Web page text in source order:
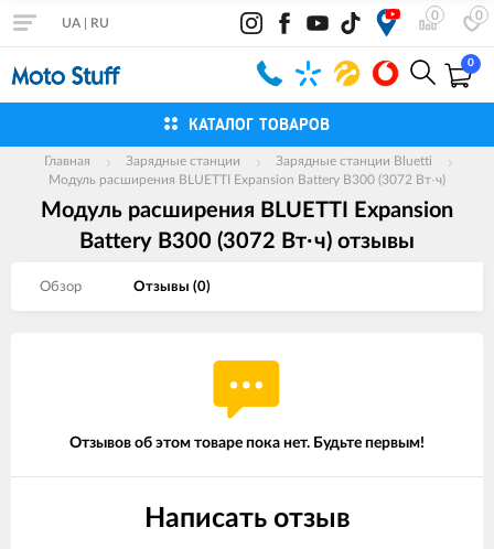
0 0
UA RU
0
КАТАЛОГ ТОВАРОВ
Главная Зарядные станции
Зарядные станции Bluetti
Модуль расширения BLUETTI Expansion Battery B300 (3072 Вт·ч)
Модуль расширения BLUETTI Expansion
Battery B300 (3072 Вт·ч) отзывы
Обзор Отзывы (0)
Отзывов об этом товаре пока нет. Будьте первым!
Написать отзыв